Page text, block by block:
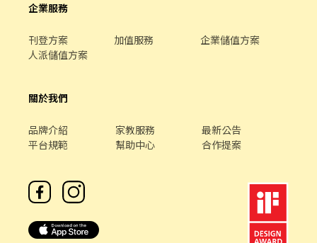
營運狀況及個人績效評定 年度調薪：依公司年度營運狀況及個人績
企業服務
刊登方案 加值服務
企業儲值方案
人派儲值方案
關於我們
品牌介紹 家教服務
最新公告
平台規範
幫助中心 合作提案